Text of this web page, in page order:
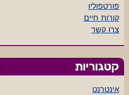
פורטפוליו
קורות חיים
צרו קשר
קטגוריות
אינטרנט